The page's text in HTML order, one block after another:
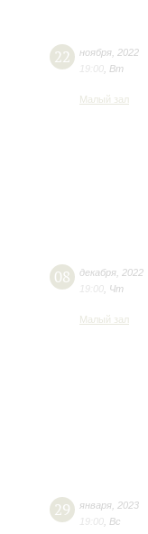
22 ноября 2022
19:00 Вт
Малый зал
08 декабря 2022
19:00 Чт
Малый зал
29 января 2023
19:00 Вс